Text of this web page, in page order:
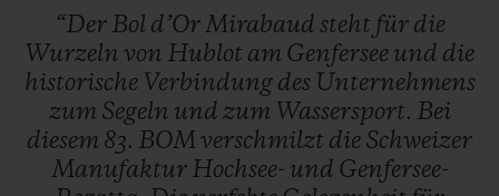
manchmal wegen Windmangels fast zu
ruhig ist – aber auch die Energie des
sturmgepeitschten, enfesselten Wassers,
das Charakteristikum der komplexen
Regatta, in der die Teilnehmer kämpfen.
“Der Bol d’OrMirabaud steht für die
Wurzeln von Hublot am Genfersee und die
historische Verbindung des Unternehmens
zum Segeln und zum Wassersport. Bei
diesem 83. BOM verschmilzt die Schweizer
Manufaktur Hochsee- und Genfersee-
EINE BOUTIQUE FINDEN